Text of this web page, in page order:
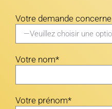
Votre demande concerne
Votre nom*
Votre prénom*